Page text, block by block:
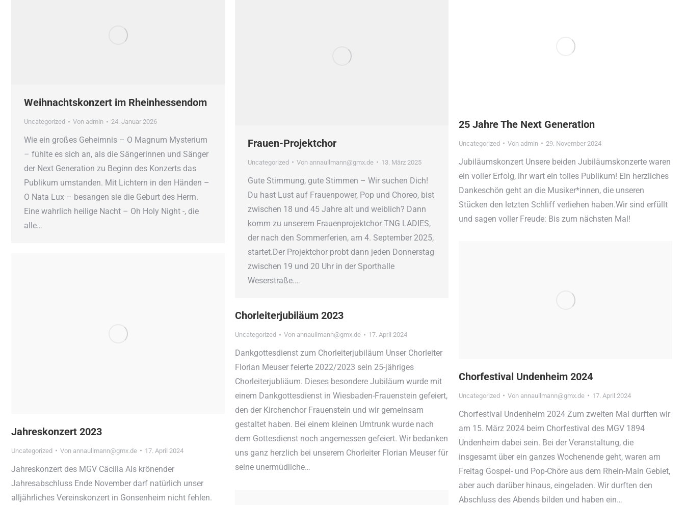
Weihnachtskonzert im Rheinhessendom
Uncategorized Von admin 24. Januar 2026
Wie ein großes Geheimnis – O Magnum Mysterium
– fühlte es sich an, als die Sängerinnen und Sänger
der Next Generation zu Beginn des Konzerts das
Publikum umstanden. Mit Lichtern in den Händen –
O Nata Lux – besangen sie die Geburt des Herrn.
Eine wahrlich heilige Nacht – Oh Holy Night -, die
alle…
Frauen-Projektchor
Uncategorized Von annaullmann@gmx.de 13. März 2025
Gute Stimmung, gute Stimmen – Wir suchen Dich!
Du hast Lust auf Frauenpower, Pop und Choreo, bist
zwischen 18 und 45 Jahre alt und weiblich? Dann
komm zu unserem Frauenprojektchor TNG LADIES,
der nach den Sommerferien, am 4. September 2025,
startet.Der Projektchor probt dann jeden Donnerstag
zwischen 19 und 20 Uhr in der Sporthalle
Weserstraße.…
25 Jahre The Next Generation
Uncategorized Von admin 29. November 2024
Jubiläumskonzert Unsere beiden Jubiläumskonzerte waren
ein voller Erfolg, ihr wart ein tolles Publikum! Ein herzliches
Dankeschön geht an die Musiker*innen, die unseren
Stücken den letzten Schliff verliehen haben.Wir sind erfüllt
und sagen voller Freude: Bis zum nächsten Mal!
Chorfestival Undenheim 2024
Uncategorized Von annaullmann@gmx.de 17. April 2024
Chorfestival Undenheim 2024 Zum zweiten Mal durften wir
am 15. März 2024 beim Chorfestival des MGV 1894
Undenheim dabei sein. Bei der Veranstaltung, die
insgesamt über ein ganzes Wochenende geht, waren am
Freitag Gospel- und Pop-Chöre aus dem Rhein-Main Gebiet,
aber auch darüber hinaus, eingeladen. Wir durften den
Abschluss des Abends bilden und haben ein…
Jahreskonzert 2023
Uncategorized Von annaullmann@gmx.de 17. April 2024
Jahreskonzert des MGV Cäcilia Als krönender
Jahresabschluss Ende November darf natürlich unser
alljährliches Vereinskonzert in Gonsenheim nicht fehlen.
Chorleiterjubiläum 2023
Uncategorized Von annaullmann@gmx.de 17. April 2024
Dankgottesdienst zum Chorleiterjubiläum Unser Chorleiter
Florian Meuser feierte 2022/2023 sein 25-jähriges
Chorleiterjubliäum. Dieses besondere Jubiläum wurde mit
einem Dankgottesdienst in Wiesbaden-Frauenstein gefeiert,
den der Kirchenchor Frauenstein und wir gemeinsam
gestaltet haben. Bei einem kleinen Umtrunk wurde nach
dem Gottesdienst noch angemessen gefeiert. Wir bedanken
uns ganz herzlich bei unserem Chorleiter Florian Meuser für
seine unermüdliche…